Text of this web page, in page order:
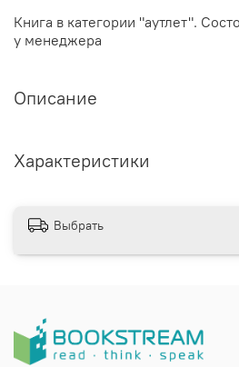
Книга в категории "аутлет".
у менеджера
Описание
Характеристики
Выбрать